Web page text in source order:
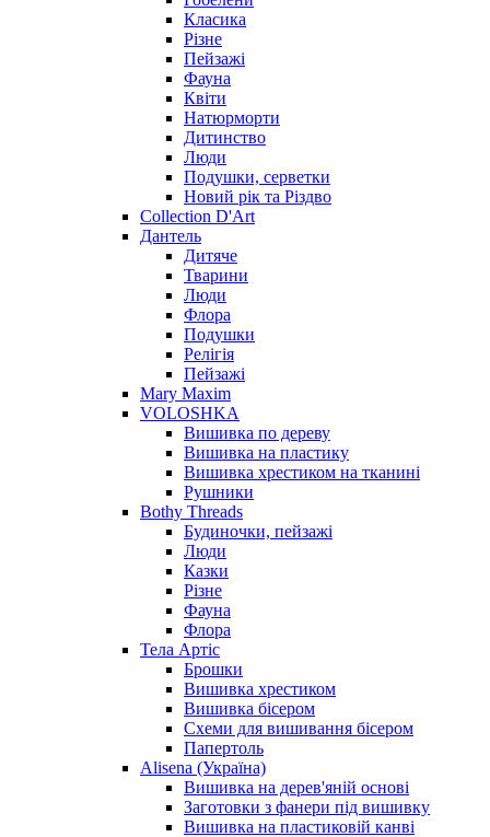
Класика
Різне
Пейзажі
Фауна
Квіти
Натюрморти
Дитинство
Люди
Подушки, серветки
Новий рік та Різдво
Collection D'Art
Дантель
Дитяче
Тварини
Люди
Флора
Подушки
Релігія
Пейзажі
Mary Maxim
VOLOSHKA
Вишивка по дереву
Вишивка на пластику
Вишивка хрестиком на тканині
Рушники
Bothy Threads
Будиночки, пейзажі
Люди
Казки
Різне
Фауна
Флора
Тела Артіс
Брошки
Вишивка хрестиком
Вишивка бісером
Схеми для вишивання бісером
Папертоль
Alisena (Україна)
Вишивка на дерев'яній основі
Заготовки з фанери під вишивку
Вишивка на пластиковій канві